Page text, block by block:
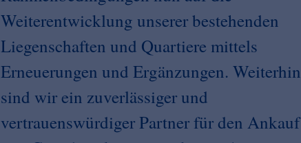
Weiterentwicklung unserer bestehenden
Liegenschaften und Quartiere mittels
Erneuerungen und Ergänzungen. Weiterhin
sind wir ein zuverlässiger und
vertrauenswürdiger Partner für den Ankauf